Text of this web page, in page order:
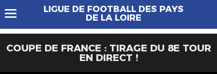
LIGUE DE FOOTBALL DES PAYS
DE LA LOIRE
COUPE DE FRANCE : TIRAGE DU 8E TOUR
EN DIRECT !